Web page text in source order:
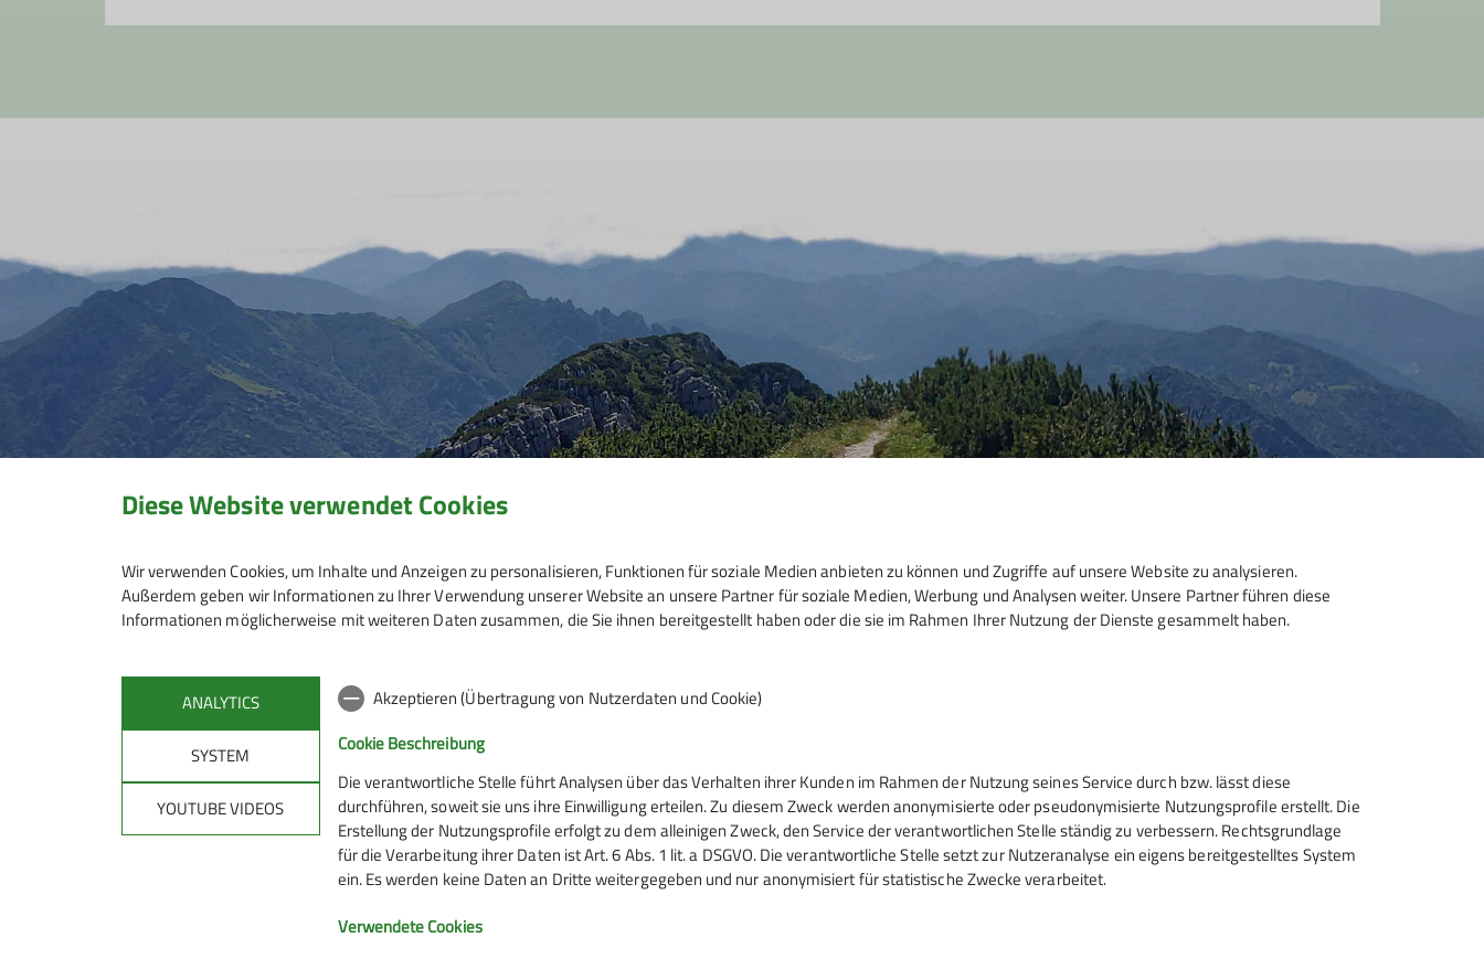
Mitmachen Klettern
Kletterzentrum
Wasserturm
Service
Kontakt
Mitgliedschaft
Sektion Hanau des Deutschen
Alpenvereins e.V.
Krämerstr. 8
63450 Hanau
Diese Website verwendet Cookies
Wir verwenden Cookies, um Inhalte und Anzeigen zu personalisieren, Funktionen für soziale Medien anbieten zu können und Zugriffe auf unsere Website zu analysieren.
Außerdem geben wir Informationen zu Ihrer Verwendung unserer Website an unsere Partner für soziale Medien, Werbung und Analysen weiter. Unsere Partner führen diese
Informationen möglicherweise mit weiteren Daten zusammen, die Sie ihnen bereitgestellt haben oder die sie im Rahmen Ihrer Nutzung der Dienste gesammelt haben.
ANALYTICS
SYSTEM
YOUTUBE VIDEOS
Akzeptieren (Übertragung von Nutzerdaten und Cookie)
Cookie Beschreibung
Die verantwortliche Stelle führt Analysen über das Verhalten ihrer Kunden im Rahmen der Nutzung seines Service durch bzw. lässt diese
durchführen, soweit sie uns ihre Einwilligung erteilen. Zu diesem Zweck werden anonymisierte oder pseudonymisierte Nutzungsprofile erstellt. Die
Erstellung der Nutzungsprofile erfolgt zu dem alleinigen Zweck, den Service der verantwortlichen Stelle ständig zu verbessern. Rechtsgrundlage
für die Verarbeitung ihrer Daten ist Art. 6 Abs. 1 lit. a DSGVO. Die verantwortliche Stelle setzt zur Nutzeranalyse ein eigens bereitgestelltes System
ein. Es werden keine Daten an Dritte weitergegeben und nur anonymisiert für statistische Zwecke verarbeitet.
Verwendete Cookies